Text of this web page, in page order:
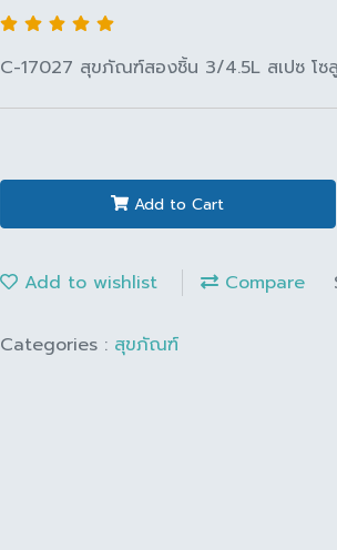
C-17027 สุขภัณฑ์สองชิ้น 3/4.5L สเปซ โซ
Add to Cart
Add to wishlist Compare
Categories : สุขภัณฑ์